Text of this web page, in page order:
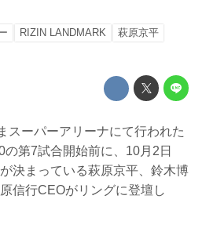
RIZIN LANDMARK
萩原京平
スーパーアリーナにて行われた
第7試合開始前に、10月2日
決まっている萩原京平、鈴木博
信行CEOがリングに登壇し